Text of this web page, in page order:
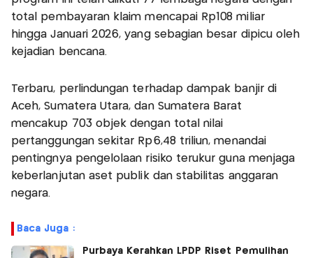
total pembayaran klaim mencapai Rp108 miliar
hingga Januari 2026, yang sebagian besar dipicu oleh
kejadian bencana.
Terbaru, perlindungan terhadap dampak banjir di
Aceh, Sumatera Utara, dan Sumatera Barat
mencakup 703 objek dengan total nilai
pertanggungan sekitar Rp6,48 triliun, menandai
pentingnya pengelolaan risiko terukur guna menjaga
keberlanjutan aset publik dan stabilitas anggaran
negara.
Baca Juga :
Purbaya Kerahkan LPDP Riset Pemulihan